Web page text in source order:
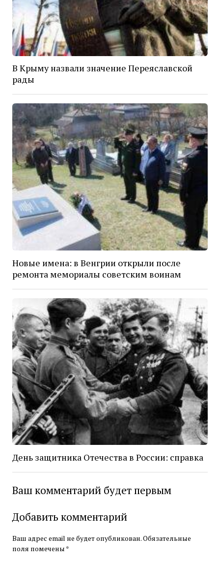
В Крыму назвали значение Переяславской
рады
Новые имена: в Венгрии открыли после
ремонта мемориалы советским воинам
День защитника Отечества в России: справка
Ваш комментарий будет первым
Добавить комментарий
Ваш адрес email не будет опубликован.Обязательные
поля помечены *